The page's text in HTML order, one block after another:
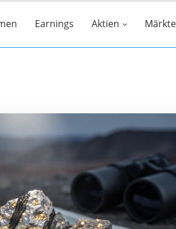
Earnings Aktien Märkte